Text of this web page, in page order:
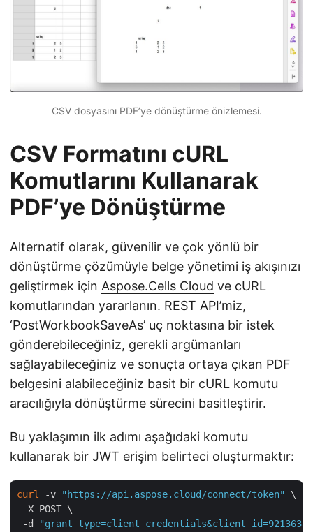
CSV dosyasını PDF’ye dönüştürme önizlemesi.
CSV Formatını cURL
Komutlarını Kullanarak
PDF’ye Dönüştürme
Alternatif olarak, güvenilir ve çok yönlü bir
dönüştürme çözümüyle belge yönetimi iş akışınızı
geliştirmek için Aspose.Cells Cloud ve cURL
komutlarından yararlanın. REST API’miz,
‘PostWorkbookSaveAs’ uç noktasına bir istek
gönderebileceğiniz, gerekli argümanları
sağlayabileceğiniz ve sonuçta ortaya çıkan PDF
belgesini alabileceğiniz basit bir cURL komutu
aracılığıyla dönüştürme sürecini basitleştirir.
Bu yaklaşımın ilk adımı aşağıdaki komutu
kullanarak bir JWT erişim belirteci oluşturmaktır:
curl -v "https://api.aspose.cloud/connect/token"
\
-X POST \
-d
"grant_type=client_credentials&client_id=921363a8-